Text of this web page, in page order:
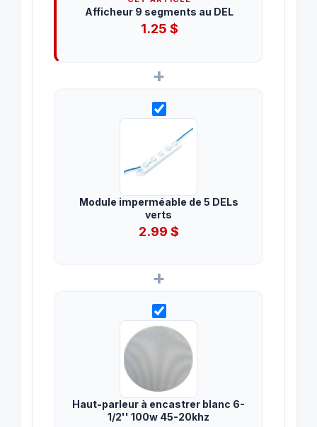
Afficheur 9 segments au DEL
1.25 $
+
Module imperméable de 5 DELs
verts
2.99 $
+
Haut-parleur à encastrer blanc 6-
1/2'' 100w 45-20khz